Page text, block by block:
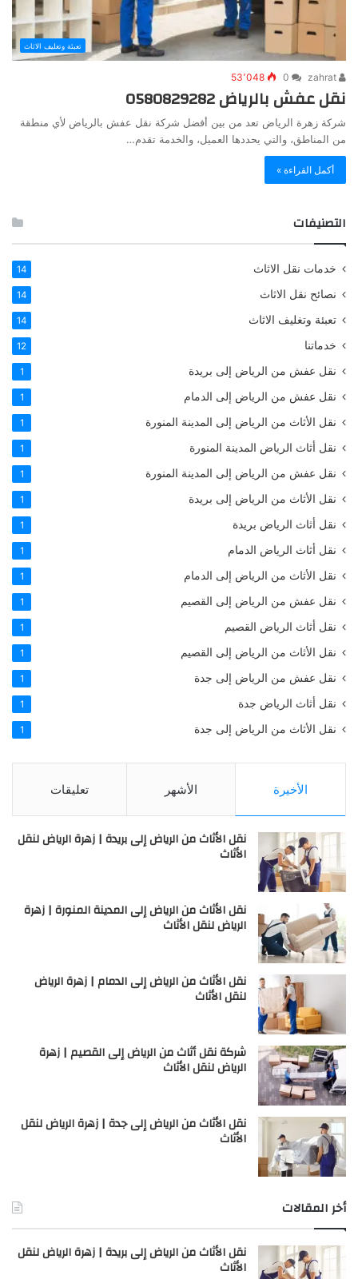
تعبئة وتغليف الاثاث
0 53٬048
نقل عفش بالرياض 0580829282
شركة زهرة الرياض تعد من بين أفضل شركة نقل عفش بالرياض لأي منطقة
من المناطق، والتي يحددها العميل، والخدمة تقدم…
أكمل القراءة »
التصنيفات
خدمات نقل الاثاث 14
نصائح نقل الاثاث 14
تعبئة وتغليف الاثاث 14
خدماتنا 12
نقل عفش من الرياض إلى بريدة 1
نقل عفش من الرياض إلى الدمام 1
نقل الأثاث من الرياض إلى المدينة المنورة 1
نقل أثاث الرياض المدينة المنورة 1
نقل عفش من الرياض إلى المدينة المنورة 1
نقل الأثاث من الرياض إلى بريدة 1
نقل أثاث الرياض بريدة 1
نقل أثاث الرياض الدمام 1
نقل الأثاث من الرياض إلى الدمام 1
نقل عفش من الرياض إلى القصيم 1
نقل أثاث الرياض القصيم 1
نقل الأثاث من الرياض إلى القصيم 1
نقل عفش من الرياض إلى جدة 1
نقل أثاث الرياض جدة 1
نقل الأثاث من الرياض إلى جدة 1
الأخيرة الأشهر تعليقات
نقل الأثاث من الرياض إلى بريدة | زهرة الرياض لنقل
الأثاث
نقل الأثاث من الرياض إلى المدينة المنورة | زهرة
الرياض لنقل الأثاث
نقل الأثاث من الرياض إلى الدمام | زهرة الرياض
لنقل الأثاث
شركة نقل أثاث من الرياض إلى القصيم | زهرة
الرياض لنقل الأثاث
نقل الأثاث من الرياض إلى جدة | زهرة الرياض لنقل
الأثاث
أخر المقالات
نقل الأثاث من الرياض إلى بريدة | زهرة الرياض لنقل
الأثاث